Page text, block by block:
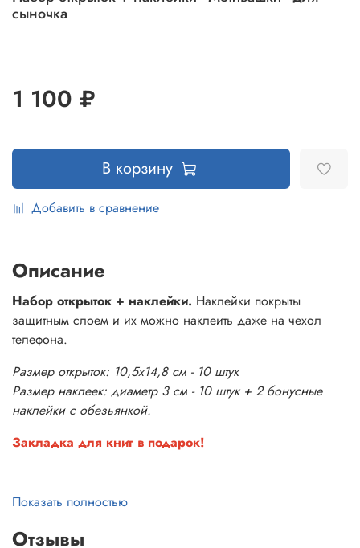
сыночка
1 100 ₽
В корзину
Добавить в сравнение
Описание
Набор открыток + наклейки. Наклейки покрыты
защитным слоем и их можно наклеить даже на чехол
телефона.
Размер открыток: 10,5х14,8 см - 10 штук
Размер наклеек: диаметр 3 см - 10 штук + 2 бонусные
наклейки с обезьянкой.
Закладка для книг в подарок!
Дорогие родители!
Этот набор открыток создан для вас — тех, кто ежедневно
Показать полностью
Отзывы